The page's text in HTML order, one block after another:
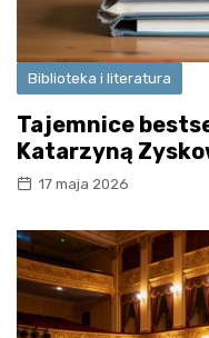
Biblioteka i literatura
Tajemnice
Katarzyną
17 maja 2026